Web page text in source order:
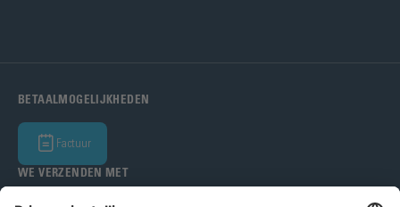
BETAALMOGELIJKHEDEN
Factuur
WE VERZENDEN MET